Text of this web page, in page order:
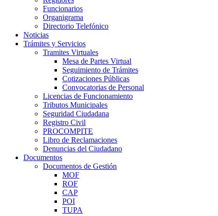
Funcionarios
Organigrama
Directorio Telefónico
Noticias
Trámites y Servicios
Tramites Virtuales
Mesa de Partes Virtual
Seguimiento de Trámites
Cotizaciones Públicas
Convocatorias de Personal
Licencias de Funcionamiento
Tributos Municipales
Seguridad Ciudadana
Registro Civil
PROCOMPITE
Libro de Reclamaciones
Denuncias del Ciudadano
Documentos
Documentos de Gestión
MOF
ROF
CAP
POI
TUPA